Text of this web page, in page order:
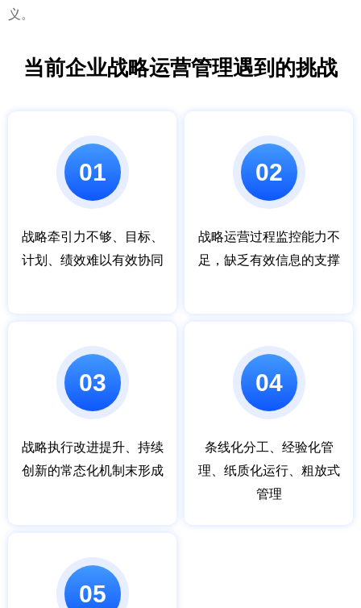
义。
当前企业战略运营管理遇到的挑战
01
战略牵引力不够、目标、
计划、绩效难以有效协同
02
战略运营过程监控能力不
足，缺乏有效信息的支撑
04
条线化分工、经验化管
理、纸质化运行、粗放式
管理
03
战略执行改进提升、持续
创新的常态化机制末形成
05